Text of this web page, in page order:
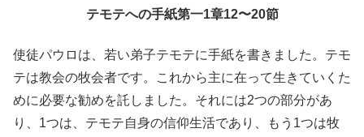
テモテへの手紙第一1章12〜20節
使徒パウロは、若い弟子テモテに手紙を書きました。テモ
テは教会の牧会者です。これから主に在って生きていくた
めに必要な勧めを託しました。それには2つの部分があ
り、1つは、テモテ自身の信仰生活であり、もう1つは牧